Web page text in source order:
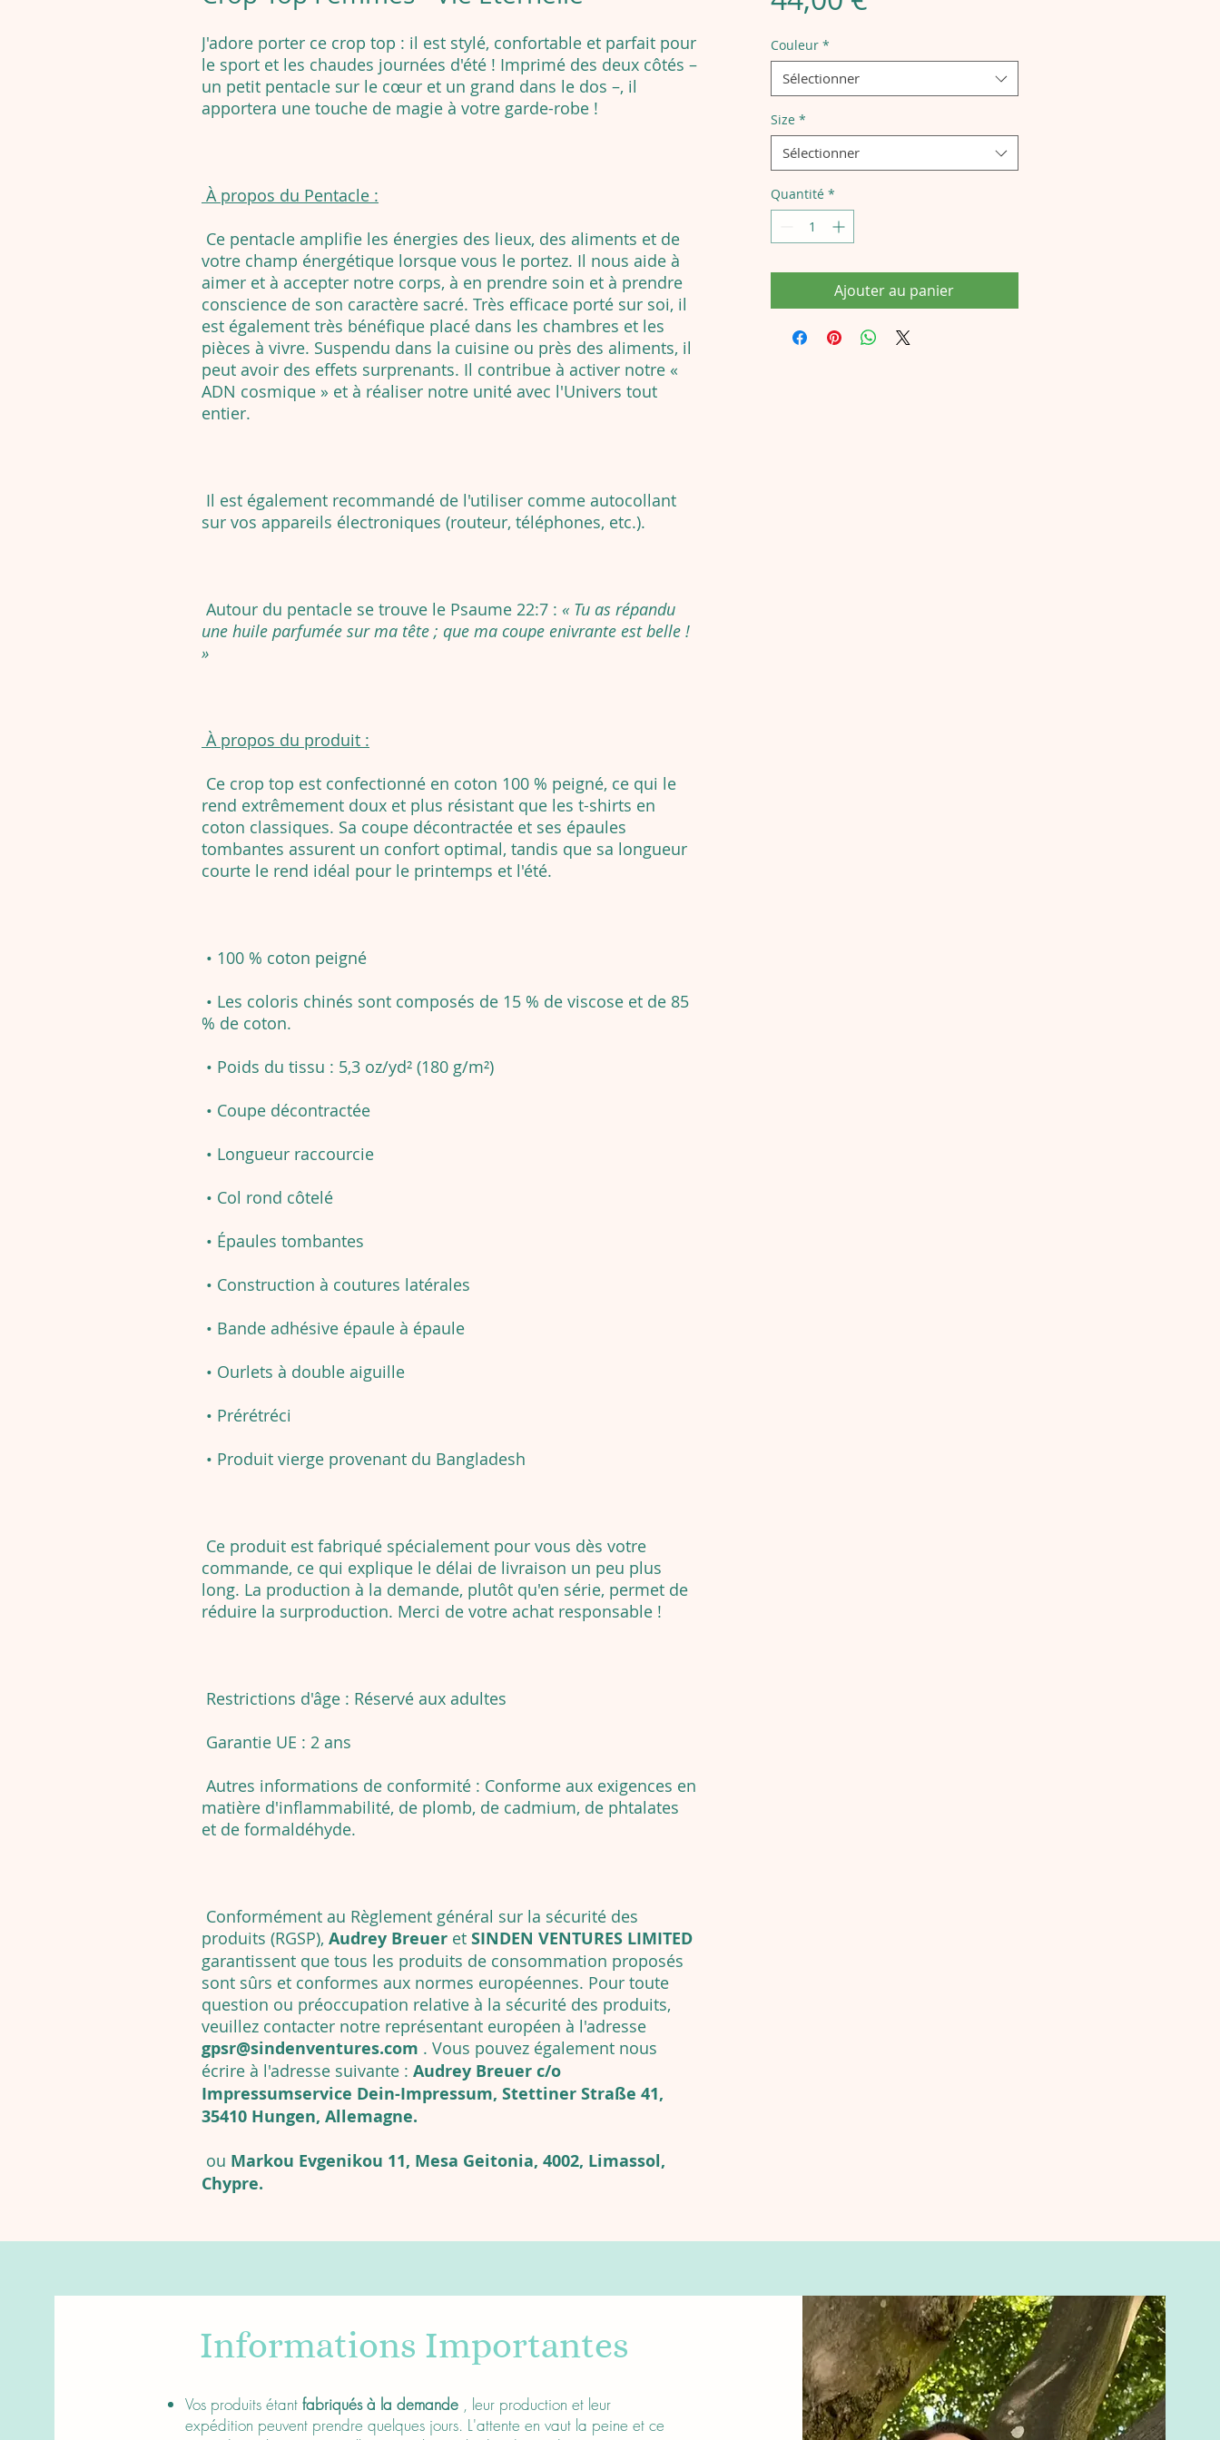
J'adore porter ce crop top : il est stylé, confortable et parfait pour
le sport et les chaudes journées d'été ! Imprimé des deux côtés –
un petit pentacle sur le cœur et un grand dans le dos –, il
apportera une touche de magie à votre garde-robe !
À propos du Pentacle :
Ce pentacle amplifie les énergies des lieux, des aliments et de
votre champ énergétique lorsque vous le portez. Il nous aide à
aimer et à accepter notre corps, à en prendre soin et à prendre
conscience de son caractère sacré. Très efficace porté sur soi, il
est également très bénéfique placé dans les chambres et les
pièces à vivre. Suspendu dans la cuisine ou près des aliments, il
peut avoir des effets surprenants. Il contribue à activer notre «
ADN cosmique » et à réaliser notre unité avec l'Univers tout
entier.
Il est également recommandé de l'utiliser comme autocollant
sur vos appareils électroniques (routeur, téléphones, etc.).
Autour du pentacle se trouve le Psaume 22:7 : « Tu as répandu
une huile parfumée sur ma tête ; que ma coupe enivrante est belle !
»
À propos du produit :
Ce crop top est confectionné en coton 100 % peigné, ce qui le
rend extrêmement doux et plus résistant que les t-shirts en
coton classiques. Sa coupe décontractée et ses épaules
tombantes assurent un confort optimal, tandis que sa longueur
courte le rend idéal pour le printemps et l'été.
• 100 % coton peigné
• Les coloris chinés sont composés de 15 % de viscose et de 85
% de coton.
• Poids du tissu : 5,3 oz/yd² (180 g/m²)
• Coupe décontractée
• Longueur raccourcie
• Col rond côtelé
• Épaules tombantes
• Construction à coutures latérales
• Bande adhésive épaule à épaule
• Ourlets à double aiguille
• Prérétréci
• Produit vierge provenant du Bangladesh
Ce produit est fabriqué spécialement pour vous dès votre
commande, ce qui explique le délai de livraison un peu plus
long. La production à la demande, plutôt qu'en série, permet de
réduire la surproduction. Merci de votre achat responsable !
Restrictions d'âge : Réservé aux adultes
Garantie UE : 2 ans
Autres informations de conformité : Conforme aux exigences en
matière d'inflammabilité, de plomb, de cadmium, de phtalates
et de formaldéhyde.
Conformément au Règlement général sur la sécurité des
produits (RGSP), Audrey Breuer et SINDEN VENTURES LIMITED
garantissent que tous les produits de consommation proposés
sont sûrs et conformes aux normes européennes. Pour toute
question ou préoccupation relative à la sécurité des produits,
veuillez contacter notre représentant européen à l'adresse
gpsr@sindenventures.com . Vous pouvez également nous
écrire à l'adresse suivante : Audrey Breuer c/o
Impressumservice Dein-Impressum, Stettiner Straße 41,
35410 Hungen, Allemagne.
ou Markou Evgenikou 11, Mesa Geitonia, 4002, Limassol,
Chypre.
Couleur *
Sélectionner
Size *
Sélectionner
Quantité *
Ajouter au panier
Informations Importantes
About
Vos produits étant fabriqués à la demande, leur production et leur
expédition peuvent prendre quelques jours. L'attente en vaut la peine et ce